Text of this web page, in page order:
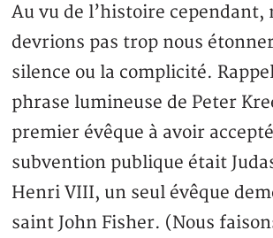
Au vu de l’histoire cependant,
devrions pas trop nous
silence ou la complicité.
phrase lumineuse de Peter
premier évêque à avoir
subvention publique était
Henri VIII, un seul évêque
saint John Fisher. (Nous